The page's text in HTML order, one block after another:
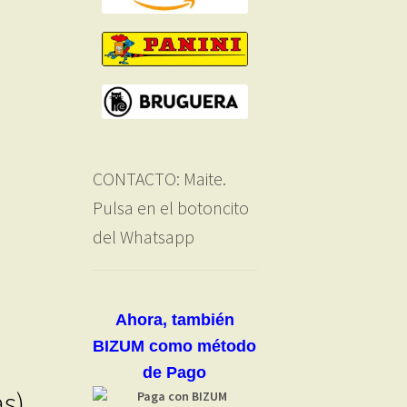
CONTACTO: Maite.
Pulsa en el botoncito
del Whatsapp
Ahora, también
BIZUM como método
de Pago